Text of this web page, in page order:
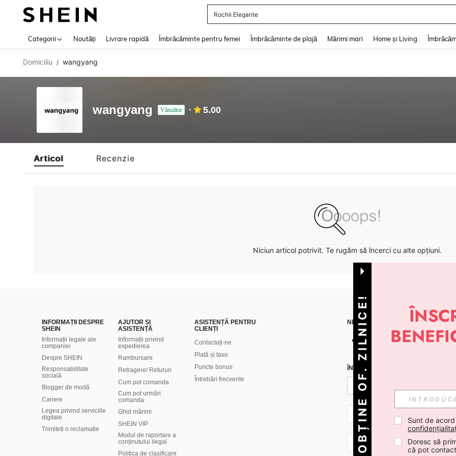
Rochii Elegante
Categorii Noutăți Livrare rapidă Îmbrăcăminte pentru femei Îmbrăcăminte de plajă Mărimi mari Home și Living
Domiciliu / wangyang
wangyang Vânzător 5.00
Articol Recenzie
Niciun articol potrivit. Te rugăm să încerci cu alte opțiuni.
INFORMAȚII DESPRE
SHEIN
Informații legale ale
companiei
Despre SHEIN
Responsabilitate
socială
Blogger de modă
Cariere
Legea privind serviciile
digitale
Trimiteți o reclamație
AJUTOR ȘI
ASISTENȚĂ
Informații privind
expedierea
Rambursare
Retragere/ Retururi
Cum pot comanda
Cum pot urmări
comanda
Ghid mărimi
SHEIN VIP
Modul de raportare a
conținutului ilegal
Politica de clasificare
ASISTENȚĂ PENTRU
CLIENȚI
Contactați-ne
Plată și taxe
Puncte bonus
Întrebări frecvente
NE GĂSEȘTI PE
ÎNREGISTREAZĂ-TE PENTRU A
RO + 40
RO + 40
OBȚINE OF. ZILNICE! Sunt de
Doresc să
că pot